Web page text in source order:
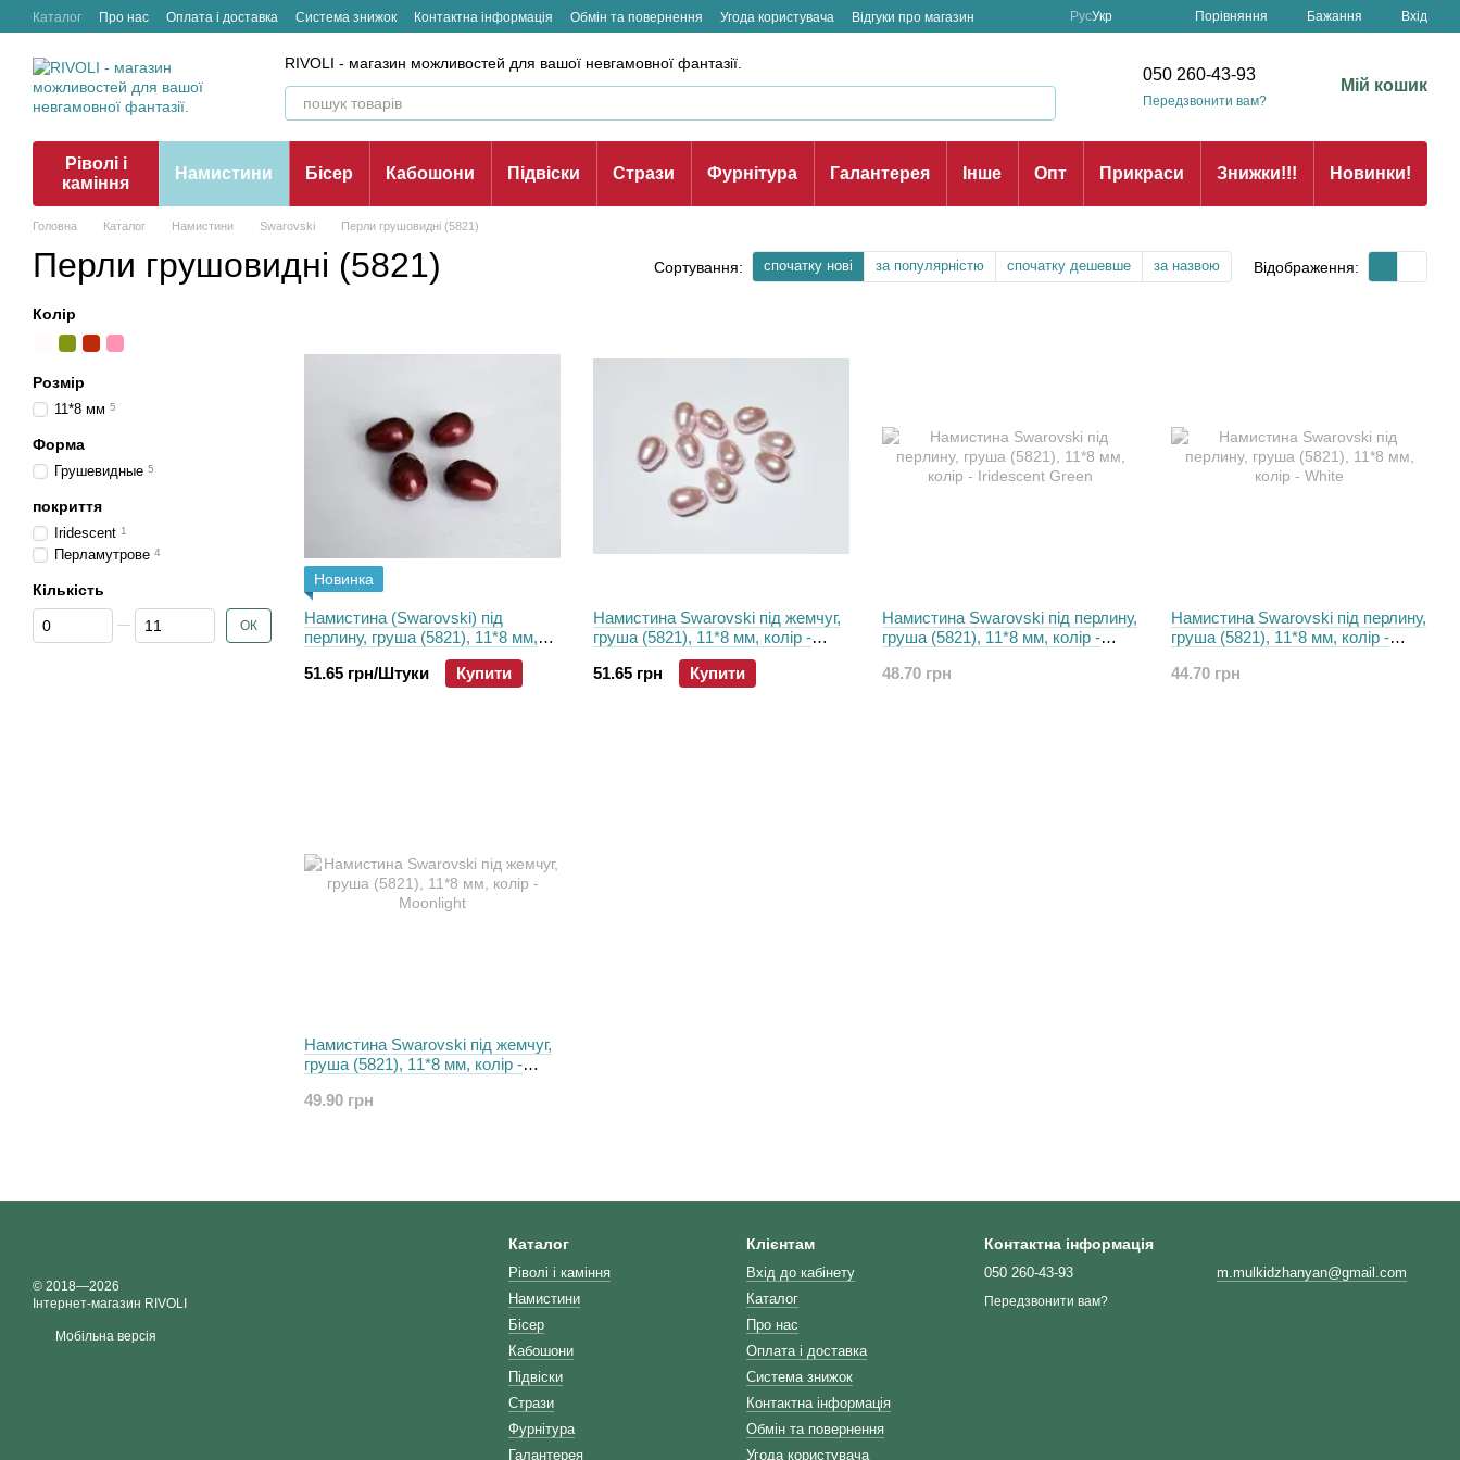
Перейти до основного контенту
Каталог Про нас Оплата і доставка Система знижок Контактна інформація Обмін та повернення Угода користувача Відгуки про магазин РусУкр Порівняння Бажання Вхід
RIVOLI - магазин можливостей для вашої невгамовної фантазії.
050 260-43-93
Передзвонити вам?
Мій кошик
Ріволі і
каміння
Намистини Бісер Кабошони Підвіски Стрази Фурнітура Галантерея Інше Опт Прикраси Знижки!!! Новинки!
Головна Каталог Намистини Swarovski Перли грушовидні (5821)
Перли грушовидні (5821) Сортування: спочатку нові за популярністю спочатку дешевше за назвою Відображення:
Новинка
Намистина (Swarovski) пiд
перлину, груша (5821), 11*8 мм,
51.65 грн/Штуки
Купити
Намистина Swarovski пiд жемчуг,
груша (5821), 11*8 мм, колір -
51.65 грн
Купити
Намистина Swarovski пiд перлину,
груша (5821), 11*8 мм, колір -
48.70 грн
Намистина Swarovski пiд перлину,
груша (5821), 11*8 мм, колір -
44.70 грн
Намистина Swarovski пiд жемчуг,
груша (5821), 11*8 мм, колір -
49.90 грн
Колір
Розмір
11*8 мм 5
Форма
Грушевидные 5
покриття
Iridescent 1
Перламутрове 4
Кількість
Від Кількість
До Кількість ОК
© 2018—2026
Інтернет-магазин RIVOLI
Мобільна версія
Каталог
Ріволі і каміння
Намистини
Бісер
Кабошони
Підвіски
Стрази
Фурнітура
Галантерея
Клієнтам
Вхід до кабінету
Каталог
Про нас
Оплата і доставка
Система знижок
Контактна інформація
Обмін та повернення
Угода користувача
Контактна інформація
050 260-43-93
Передзвонити вам?
m.mulkidzhanyan@gmail.com